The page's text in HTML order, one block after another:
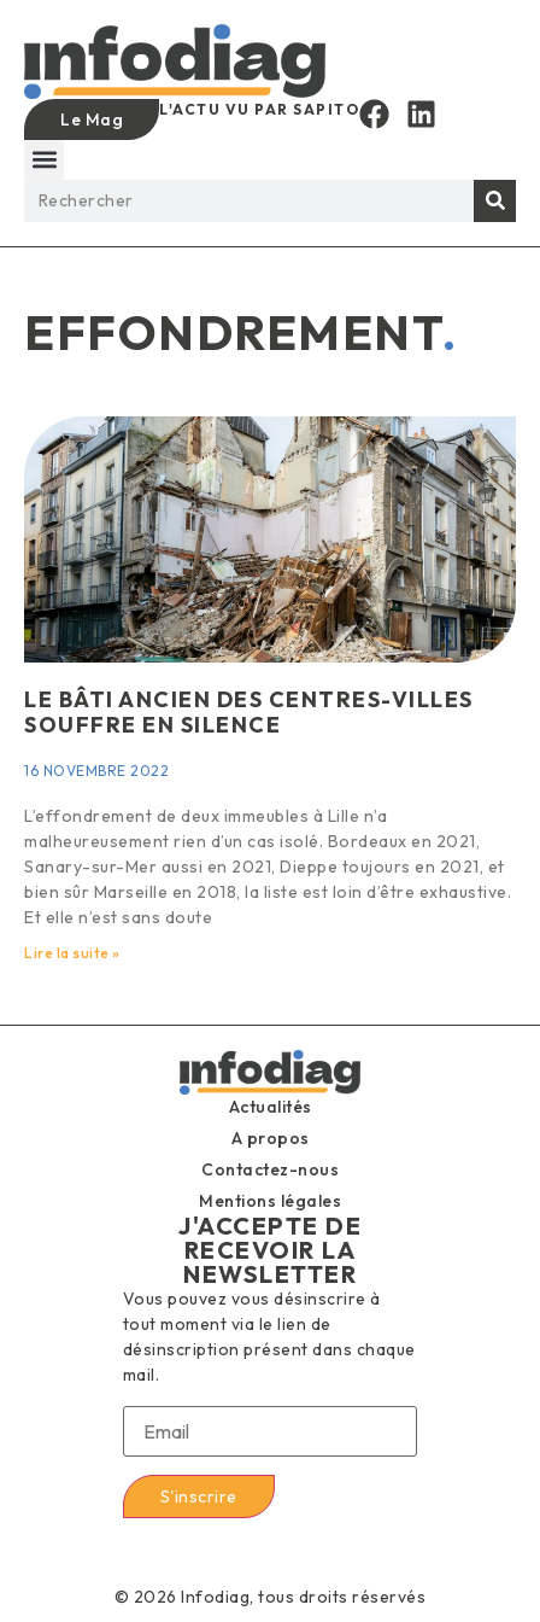
Le Mag L'ACTU VU PAR SAPITO
EFFONDREMENT.
LE BÂTI ANCIEN DES CENTRES-VILLES
SOUFFRE EN SILENCE
16 NOVEMBRE 2022
L’effondrement de deux immeubles à Lille n’a
malheureusement rien d’un cas isolé. Bordeaux en 2021,
Sanary-sur-Mer aussi en 2021, Dieppe toujours en 2021, et
bien sûr Marseille en 2018, la liste est loin d’être exhaustive.
Et elle n’est sans doute
Lire la suite »
Actualités
A propos
Contactez-nous
Mentions légales
J'ACCEPTE DE
RECEVOIR LA
NEWSLETTER
Vous pouvez vous désinscrire à
tout moment via le lien de
désinscription présent dans chaque
mail.
© 2026 Infodiag, tous droits réservés